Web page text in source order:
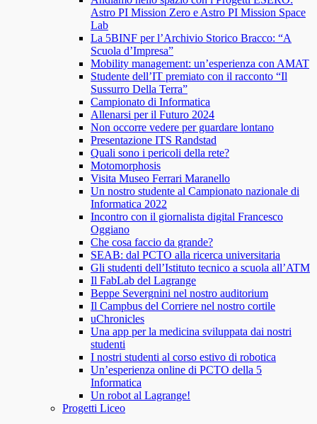
Astro PI Mission Zero e Astro PI Mission Space
Lab
La 5BINF per l’Archivio Storico Bracco: “A
Scuola d’Impresa”
Mobility management: un’esperienza con AMAT
Studente dell’IT premiato con il racconto “Il
Sussurro Della Terra”
Campionato di Informatica
Allenarsi per il Futuro 2024
Non occorre vedere per guardare lontano
Presentazione ITS Randstad
Quali sono i pericoli della rete?
Motomorphosis
Visita Museo Ferrari Maranello
Un nostro studente al Campionato nazionale di
Informatica 2022
Incontro con il giornalista digital Francesco
Oggiano
Che cosa faccio da grande?
SEAB: dal PCTO alla ricerca universitaria
Gli studenti dell’Istituto tecnico a scuola all’ATM
Il FabLab del Lagrange
Beppe Severgnini nel nostro auditorium
Il Campbus del Corriere nel nostro cortile
uChronicles
Una app per la medicina sviluppata dai nostri
studenti
I nostri studenti al corso estivo di robotica
Un’esperienza online di PCTO della 5
Informatica
Un robot al Lagrange!
Progetti Liceo